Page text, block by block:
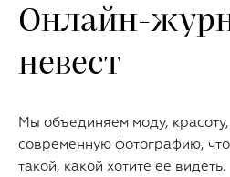
Онлайн-
невест
Мы объединяем моду,
современную фотографию,
такой, какой хотите ее видеть.